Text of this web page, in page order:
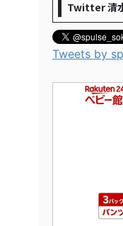
Twitter 清
Tweets by